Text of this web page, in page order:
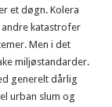
et døgn. Kolera
katastrofer
Men i det
miljøstandarder.
generelt dårlig
urban slum og